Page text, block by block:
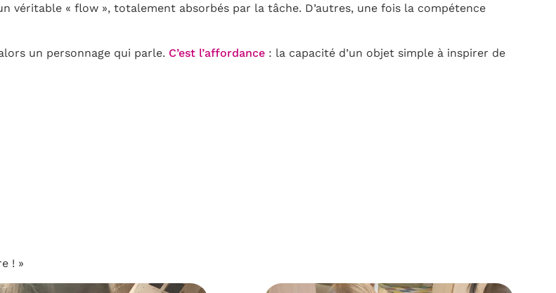
« flow », totalement absorbés par la tâche. D’autres, une fois la compétence
un personnage qui parle. C’est l’affordance : la capacité d’un objet simple à inspirer de
! »